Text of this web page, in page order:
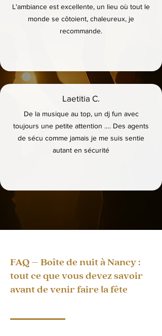
L'ambiance est excellente, un lieu où tout le
monde se côtoient, chaleureux, je
recommande.
Laetitia C.
De la musique au top, un dj fun avec
toujours une petite attention …. Des agents
de sécu comme jamais je me suis sentie
autant en sécurité
FAQ – Boîte de nuit à Nancy :
tout ce que vous devez savoir
avant de venir faire la fête